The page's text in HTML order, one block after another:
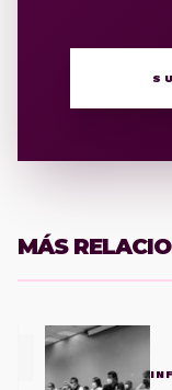
MÁS